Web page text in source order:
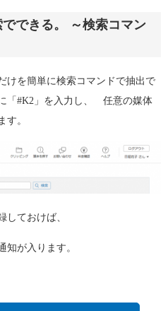
できる。 ～検索コマン
けを簡単に検索コマンドで抽出で
「#K2」を入力し、 任意の媒体
。
しておけば、
知が入ります。